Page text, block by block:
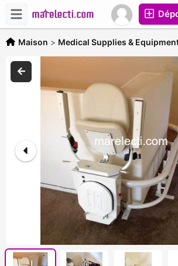
Maison > Medical Supplies &